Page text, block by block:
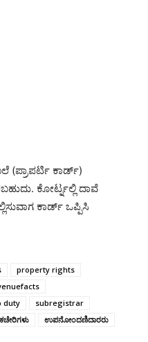
(ಪ್ರಾಪರ್ಟಿ ಕಾರ್ಡ್)
ಕೋರ್ಟ್ನಲ್ಲಿ ದಾವೆ
ಕಾರ್ಡ್ ಒಪ್ಪಿಸಿ
property rights
duty
subregistrar
ಉಪನೋಂದಣಿದಾರರು